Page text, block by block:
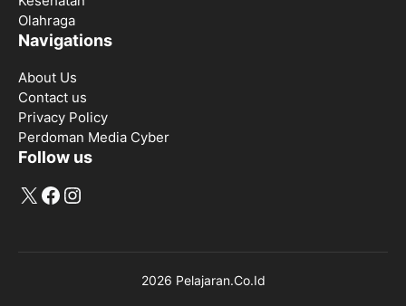
Olahraga
Navigations
About Us
Contact us
Privacy Policy
Perdoman Media Cyber
Follow us
X Facebook
Instagram
2026 Pelajaran.Co.Id